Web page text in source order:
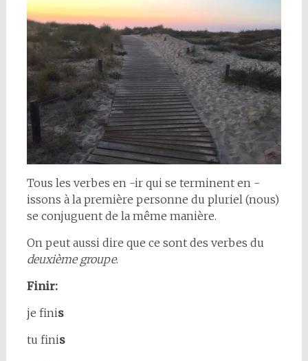
Tous les verbes en -ir qui se terminent en -
issons à la première personne du pluriel (nous)
se conjuguent de la même manière.
On peut aussi dire que ce sont des verbes du
deuxième groupe.
Finir:
je finis
tu finis